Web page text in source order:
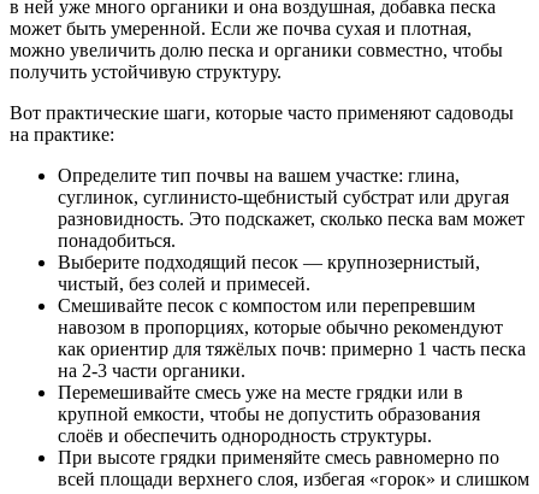
в ней уже много органики и она воздушная, добавка песка
может быть умеренной. Если же почва сухая и плотная,
можно увеличить долю песка и органики совместно, чтобы
получить устойчивую структуру.
Вот практические шаги, которые часто применяют садоводы
на практике:
Определите тип почвы на вашем участке: глина,
суглинок, суглинисто-щебнистый субстрат или другая
разновидность. Это подскажет, сколько песка вам может
понадобиться.
Выберите подходящий песок — крупнозернистый,
чистый, без солей и примесей.
Смешивайте песок с компостом или перепревшим
навозом в пропорциях, которые обычно рекомендуют
как ориентир для тяжёлых почв: примерно 1 часть песка
на 2-3 части органики.
Перемешивайте смесь уже на месте грядки или в
крупной емкости, чтобы не допустить образования
слоёв и обеспечить однородность структуры.
При высоте грядки применяйте смесь равномерно по
всей площади верхнего слоя, избегая «горок» и слишком